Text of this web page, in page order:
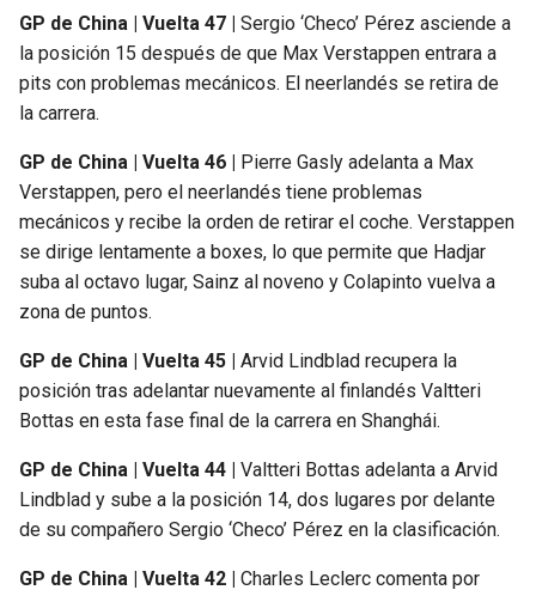
GP de China | Vuelta 47 |
Sergio ‘Checo’ Pérez asciende a
la posición 15 después de que Max Verstappen entrara a
pits con problemas mecánicos. El neerlandés se retira de
la carrera.
GP de China | Vuelta 46 |
Pierre Gasly adelanta a Max
Verstappen, pero el neerlandés tiene problemas
mecánicos y recibe la orden de retirar el coche. Verstappen
se dirige lentamente a boxes, lo que permite que Hadjar
suba al octavo lugar, Sainz al noveno y Colapinto vuelva a
zona de puntos.
GP de China | Vuelta 45 |
Arvid Lindblad recupera la
posición tras adelantar nuevamente al finlandés Valtteri
Bottas en esta fase final de la carrera en Shanghái.
GP de China | Vuelta 44 |
Valtteri Bottas adelanta a Arvid
Lindblad y sube a la posición 14, dos lugares por delante
de su compañero Sergio ‘Checo’ Pérez en la clasificación.
GP de China | Vuelta 42 |
Charles Leclerc comenta por